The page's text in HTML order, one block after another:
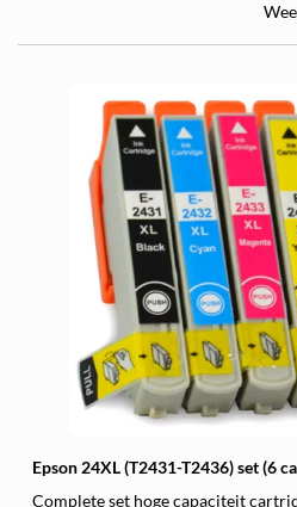
Epson 24XL (T2431-T2436) set (6
Complete set hoge capaciteit